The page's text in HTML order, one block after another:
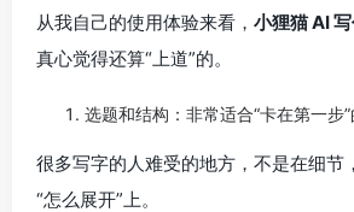
从我自己的使用体验来看， 小狸猫 AI
真心觉得还算“上道”的。
选题和结构：非常适合“卡在第一步”
很多写字的人难受的地方，不是在细节
“怎么展开”上。